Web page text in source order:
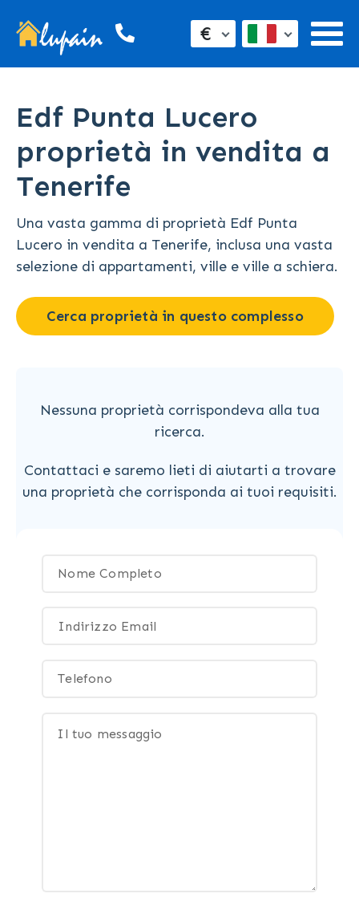
€
Edf Punta Lucero
proprietà in vendita a
Tenerife
Una vasta gamma di proprietà Edf Punta
Lucero in vendita a Tenerife, inclusa una vasta
selezione di appartamenti, ville e ville a schiera.
Cerca proprietà in questo complesso
Nessuna proprietà corrispondeva alla tua
ricerca.
Contattaci e saremo lieti di aiutarti a trovare
una proprietà che corrisponda ai tuoi requisiti.